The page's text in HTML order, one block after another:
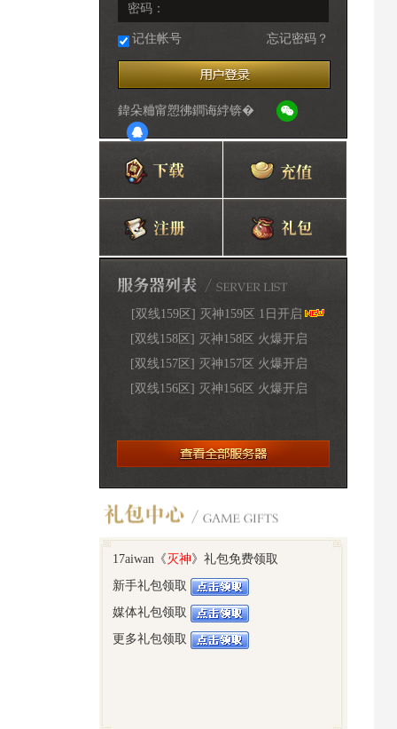
密码：
记住帐号 忘记密码？
鍏朵粬甯愬彿鐧诲綍锛�
[双线159区] 灭神159区 1日开启
[双线158区] 灭神158区 火爆开启
[双线157区] 灭神157区 火爆开启
[双线156区] 灭神156区 火爆开启
17aiwan《 灭神》礼包免费领取
新手礼包领取
媒体礼包领取
更多礼包领取